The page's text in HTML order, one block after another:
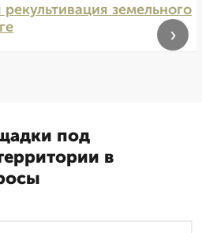
земельного
›
под
в